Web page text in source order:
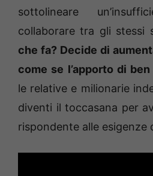
sottolineare
collaborare tra gli stessi
che fa? Decide di
come se l’apporto di
le relative e milionarie
diventi il toccasana per
rispondente alle esigenze